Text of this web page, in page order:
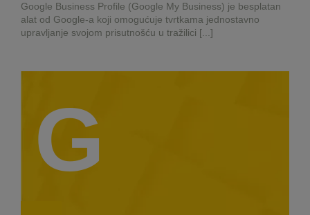
Google Business Profile (Google My Business) je besplatan
alat od Google-a koji omogućuje tvrtkama jednostavno
upravljanje svojom prisutnošću u tražilici [...]
G